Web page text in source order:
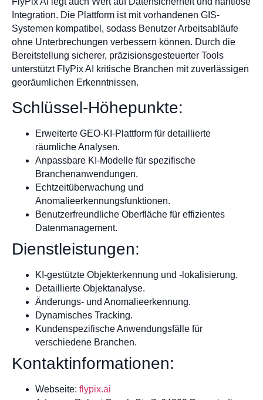
Integration. Die Plattform ist mit vorhandenen GIS-
Systemen kompatibel, sodass Benutzer Arbeitsabläufe
ohne Unterbrechungen verbessern können. Durch die
Bereitstellung sicherer, präzisionsgesteuerter Tools
unterstützt FlyPix AI kritische Branchen mit zuverlässigen
georäumlichen Erkenntnissen.
Schlüssel-Höhepunkte:
Erweiterte GEO-KI-Plattform für detaillierte
räumliche Analysen.
Anpassbare KI-Modelle für spezifische
Branchenanwendungen.
Echtzeitüberwachung und
Anomalieerkennungsfunktionen.
Benutzerfreundliche Oberfläche für effizientes
Datenmanagement.
Dienstleistungen:
KI-gestützte Objekterkennung und -lokalisierung.
Detaillierte Objektanalyse.
Änderungs- und Anomalieerkennung.
Dynamisches Tracking.
Kundenspezifische Anwendungsfälle für
verschiedene Branchen.
Kontaktinformationen:
Webseite: flypix.ai